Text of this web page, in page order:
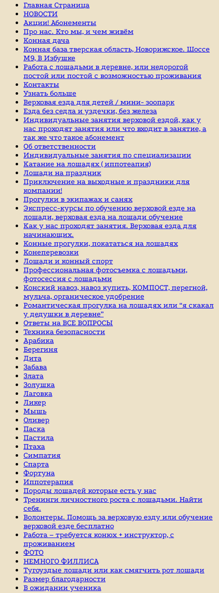
Главная Страница
НОВОСТИ
Акции! Абонементы
Про нас. Кто мы, и чем живём
Конная дача
Конная база тверская область, Новорижское. Шоссе
М9, В Избушке
Работа с лошадьми в деревне, или недорогой
постой или постой с возможностью проживания
Контакты
Узнать больше
Верховая езда для детей / мини- зоопарк
Езда без седла и уздечки, без железа
Индивидуальные занятия верховой ездой, как у
нас проходят занятия или что входит в занятие, а
так же что такое абонемент
Об ответственности
Индивидуальные занятия по специализации
Катание на лошадях ( иппотеапия)
Лошади на праздник
Приключение на выходные и праздники для
компании!
Прогулки в экипажах и санях
Экспресс-курсы по обучению верховой езде на
лошади, верховая езда на лошади обучение
Как у нас проходят занятия. Верховая езда для
начинающих.
Конные прогулки, покататься на лошадях
Конеперевозки
Лошади и конный спорт
Профессиональная фотосъемка с лошадьми,
фотосессия с лошадьми
Конский навоз, навоз купить, КОМПОСТ, перегной,
мульча, органическое удобрение
Романтическая прогулка на лошадях или “я скакал
у дедушки в деревне”
Ответы на ВСЕ ВОПРОСЫ
Техника безопасности
Арабика
Берегиня
Дита
Забава
Злата
Золушка
Лаговка
Ликер
Мышь
Оливер
Паска
Пастила
Птаха
Симпатия
Спарта
Фортуна
Иппотерапия
Породы лошадей которые есть у нас
Тренинги личностного роста с лошадьми. Найти
себя.
Волонтеры. Помощь за верховую езду или обучение
верховой езде бесплатно
Работа – требуется конюх + инструктор, с
проживанием
ФОТО
НЕМНОГО ФИЛЛИСА
Тугоуздые лошади или как смягчить рот лошади
Размер благодарности
В ожидании ученика